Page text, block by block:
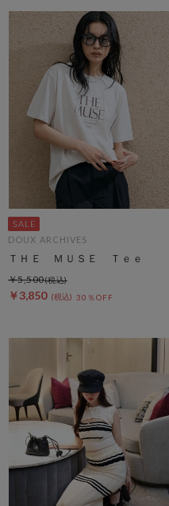
DOUX ARCHIVES
ＴＨＥ ＭＵＳＥ Ｔｅｅ
￥3,850 30％OFF
￥5,500